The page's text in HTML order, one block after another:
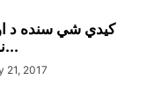
کيدي شي سنده د
ناروغو سره مخامخ...
21, 2017